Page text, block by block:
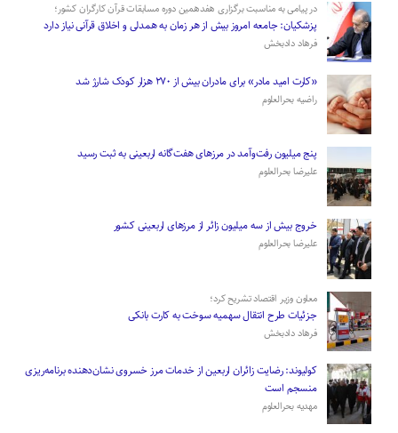
در پیامی به مناسبت برگزاری هفدهمین دوره مسابقات قرآن کارگران کشور؛
پزشکیان: جامعه امروز بیش از هر زمان به همدلی و اخلاق قرآنی نیاز دارد
فرهاد دادبخش
«کارت امید مادر» برای مادران بیش از ۲۷۰ هزار کودک شارژ شد
راضیه بحرالعلوم
پنج میلیون رفت‌وآمد در مرزهای هفت‌گانه اربعینی به ثبت رسید
علیرضا بحرالعلوم
­خروج بیش از سه میلیون زائر از مرز‌های اربعینی کشور
علیرضا بحرالعلوم
معاون وزیر اقتصاد تشریح کرد؛
جزئیات طرح انتقال سهمیه سوخت به کارت بانکی
فرهاد دادبخش
کولیوند: رضایت زائران اربعین از خدمات مرز خسروی نشان‌دهنده برنامه‌ریزی
منسجم است
مهدیه بحرالعلوم